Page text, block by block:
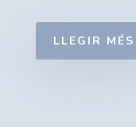
LLEGIR MÉS